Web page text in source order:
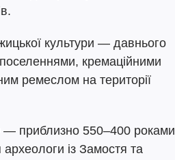
культури — давнього
кремаційними
ремеслом на території
— приблизно 550–400 роками
із Замостя та